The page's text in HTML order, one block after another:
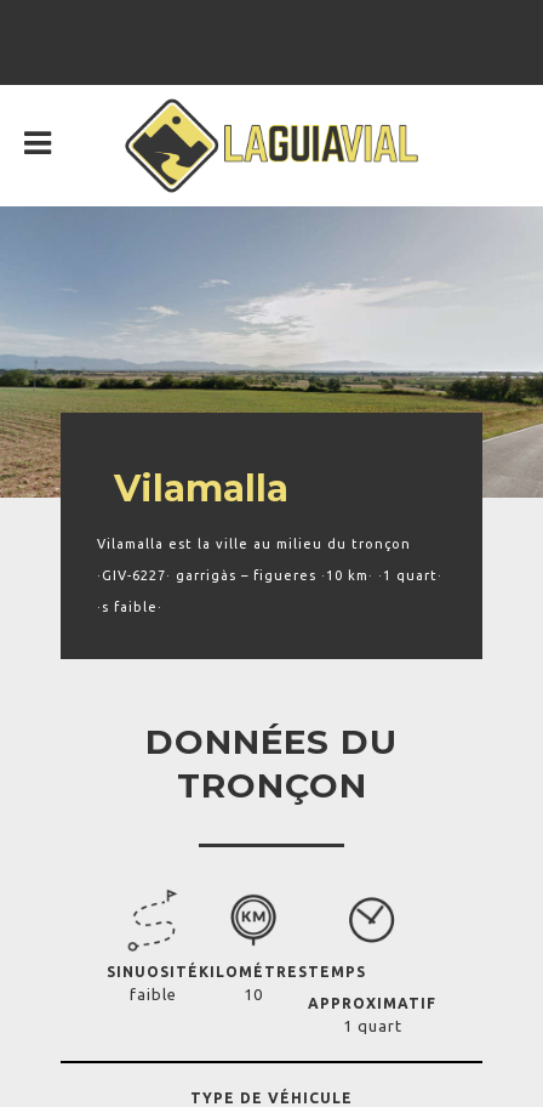
Vilamalla
Vilamalla est la ville au milieu du tronçon
·GIV-6227· garrigàs – figueres ·10 km· ·1 quart·
·s faible·
DONNÉES DU
TRONÇON
SINUOSITÉ
faible
KILOMÉTRES
10
TEMPS
APPROXIMATIF
1 quart
TYPE DE VÉHICULE